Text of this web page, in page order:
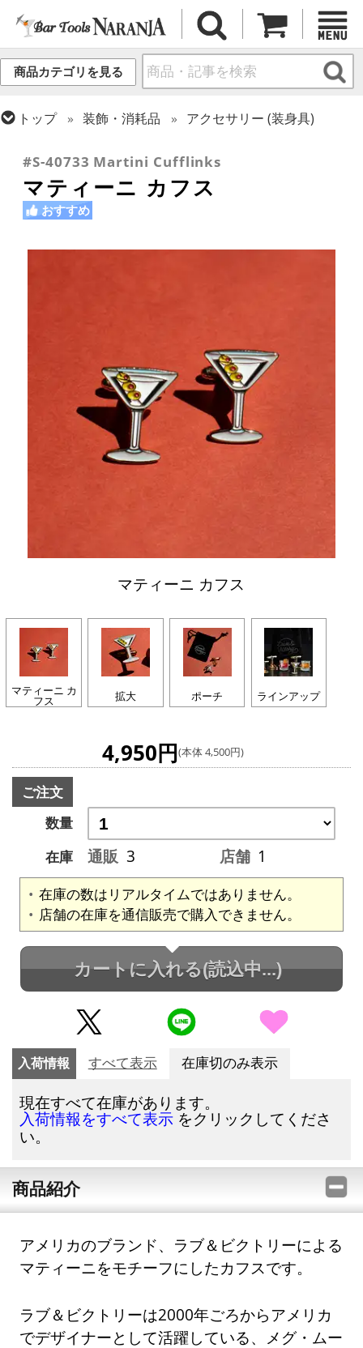
商品カテゴリを見る
トップ 装飾・消耗品
アクセサリー (装身具)
#S-40733 Martini Cufflinks
マティーニ カフス
おすすめ
マティーニ カフス
マティーニ カ
フス 拡大 ポーチ ラインアップ
4,950円(本体 4,500円)
ご注文
数量
在庫
通販 3 店舗 1
在庫の数はリアルタイムではありません。
店舗の在庫を通信販売で購入できません。
カートに入れる(読込中...)
入荷情報 すべて表示 在庫切のみ表示
現在すべて在庫があります。
入荷情報をすべて表示 をクリックしてくださ
い。
商品紹介
アメリカのブランド、ラブ＆ビクトリーによる
マティーニをモチーフにしたカフスです。
ラブ＆ビクトリーは2000年ごろからアメリカ
でデザイナーとして活躍している、メグ・ムー